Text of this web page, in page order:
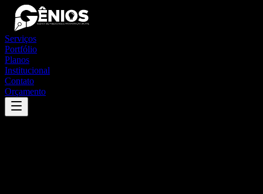
Serviços
Portfólio
Planos
Institucional
Contato
Orçamento